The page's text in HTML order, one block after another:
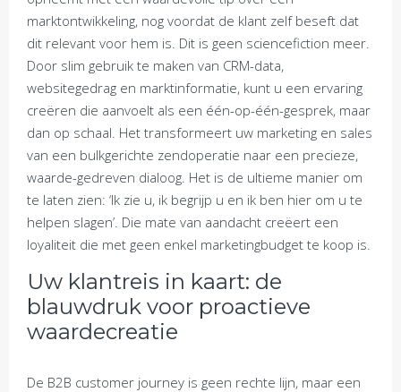
marktontwikkeling, nog voordat de klant zelf beseft dat
dit relevant voor hem is. Dit is geen sciencefiction meer.
Door slim gebruik te maken van CRM-data,
websitegedrag en marktinformatie, kunt u een ervaring
creëren die aanvoelt als een één-op-één-gesprek, maar
dan op schaal. Het transformeert uw marketing en sales
van een bulkgerichte zendoperatie naar een precieze,
waarde-gedreven dialoog. Het is de ultieme manier om
te laten zien: ‘Ik zie u, ik begrijp u en ik ben hier om u te
helpen slagen’. Die mate van aandacht creëert een
loyaliteit die met geen enkel marketingbudget te koop is.
Uw klantreis in kaart: de
blauwdruk voor proactieve
waardecreatie
De B2B customer journey is geen rechte lijn, maar een